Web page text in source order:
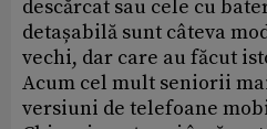
descărcat sau cele cu
detașabilă sunt câteva
vechi, dar care au făcut
Acum cel mult seniorii
versiuni de telefoane